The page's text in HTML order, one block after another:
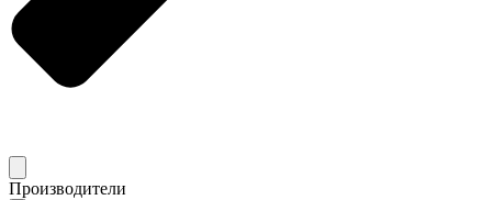
Производители